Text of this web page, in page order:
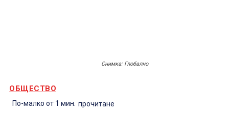
Снимка: Глобално
ОБЩЕСТВО
По-малко от 1 мин. прочитане